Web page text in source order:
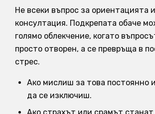
Не всеки въпрос за ориентацията
консултация. Подкрепата обаче
голямо облекчение, когато
просто отворен, а се превръща в
стрес.
Ако мислиш за това постоянно
да се изключиш.
Ако страхът или срамът